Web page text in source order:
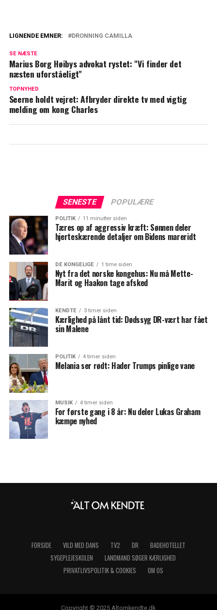
forhold til William og Kate i dag
Drama mellem Meghan og dronning
LIGNENDE EMNER: DRONNING CAMILLA
SE NÆSTE
Marius Borg Høibys advokat rystet: "Vi finder det
næsten uforståeligt"
TOPNYHED
Seerne holdt vejret: Afbryder direkte tv med vigtig
melding om kong Charles
SENESTE POPULÆRE
POLITIK 11 minutter siden
Tæres op af aggressiv kræft: Sønnen deler
hjerteskærende detaljer om Bidens mareridt
DE KONGELIGE 1 time siden
Nyt fra det norske kongehus: Nu må Mette-
Marit og Haakon tage afsked
KENDTE 3 timer siden
Kærlighed på lånt tid: Dødssyg DR-vært har fået
sin Malene
POLITIK 4 timer siden
Melania ser rødt: Hader Trumps pinlige vane
MUSIK 4 timer siden
For første gang i 8 år: Nu deler Lukas Graham
kæmpe nyhed
FORSIDE VILD MED DANS TV2 DR
BADEHOTELLET
SYGEPLEJESKOLEN
LANDMAND SØGER KÆRLIGHED
PRIVATLIVSPOLITIK & COOKIES
OM OS
Copyright © 2025 Altomkendte.dk